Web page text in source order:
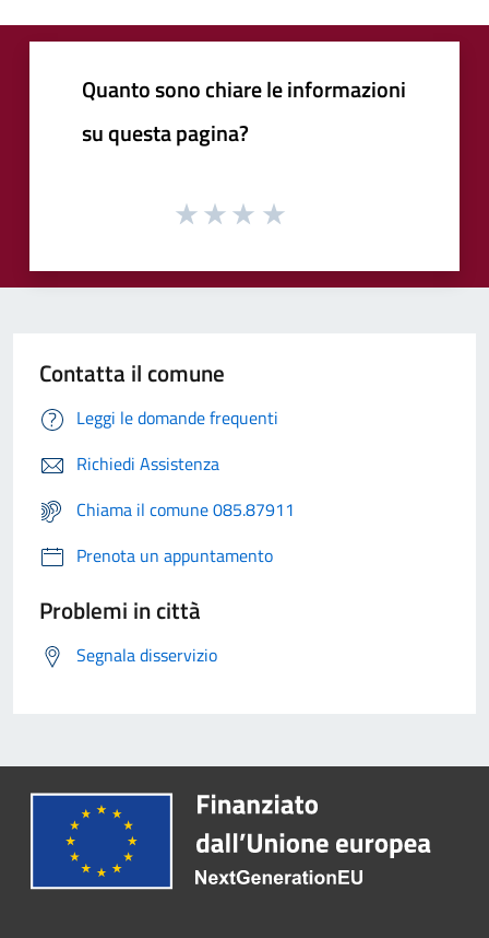
Quanto sono chiare le informazioni
su questa pagina?
Contatta il comune
Leggi le domande frequenti
Richiedi Assistenza
Chiama il comune 085.87911
Prenota un appuntamento
Problemi in città
Segnala disservizio